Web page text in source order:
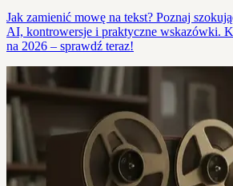
Jak zamienić mowę na tekst? Poznaj
AI, kontrowersje i praktyczne wskazówki.
na 2026 – sprawdź teraz!